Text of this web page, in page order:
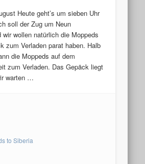
Heute geht’s um sieben Uhr
soll der Zug um Neun
wir wollen natürlich die Moppeds
zum Verladen parat haben. Halb
die Moppeds auf dem
zum Verladen. Das Gepäck liegt
warten …
to Siberia